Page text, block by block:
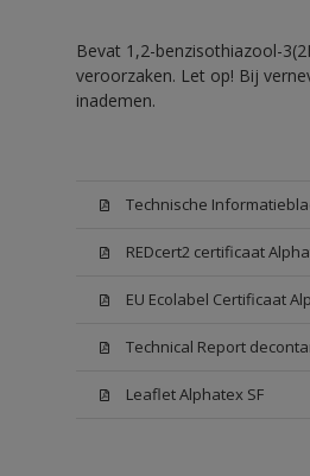
Bevat 1,2-benzisothiazool-
veroorzaken. Let op! Bij
inademen.
Technische
REDcert2 certificaat
EU Ecolabel Certificaat
Technical Report
Leaflet Alphatex SF